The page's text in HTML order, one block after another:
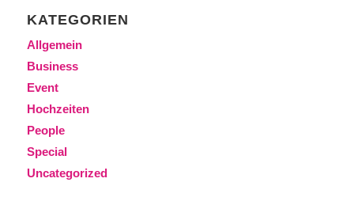
KATEGORIEN
Allgemein
Business
Event
Hochzeiten
People
Special
Uncategorized